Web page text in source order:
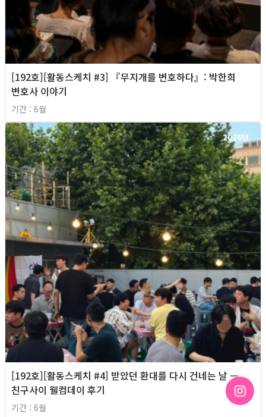
[192호][활동스케치 #3] 『무지개를 변호하다』: 박한희
변호사 이야기
기간 : 6월
2026년
[192호][활동스케치 #4] 받았던 환대를 다시 건네는 날 —
친구사이 웰컴데이 후기
기간 : 6월